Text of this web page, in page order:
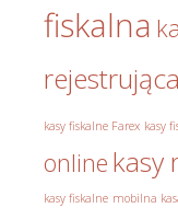
fiskalna
rejestrująca
kasy fiskalne Farex kasy
online kasy
kasy fiskalne mobilna